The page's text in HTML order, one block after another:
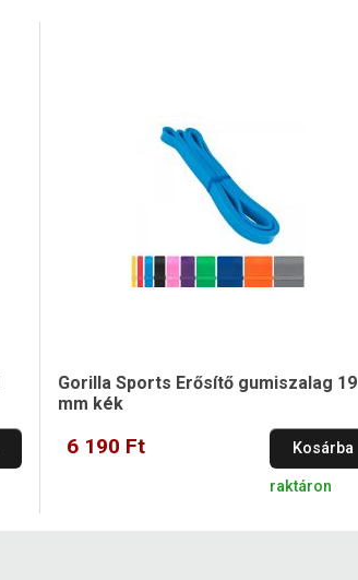
Gorilla Sports Erősítő gumiszalag 19
mm kék
6 190 Ft Kosárba
raktáron